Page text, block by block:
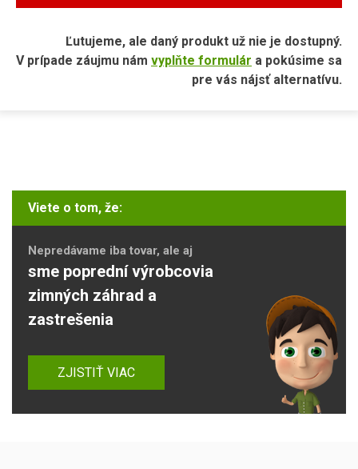
Ľutujeme, ale daný produkt už nie je dostupný.
V prípade záujmu nám vyplňte formulár a pokúsime sa
pre vás nájsť alternatívu.
Viete o tom, že:
Nepredávame iba tovar, ale aj
sme poprední výrobcovia
zimných záhrad a
zastrešenia
ZJISTIŤ VIAC